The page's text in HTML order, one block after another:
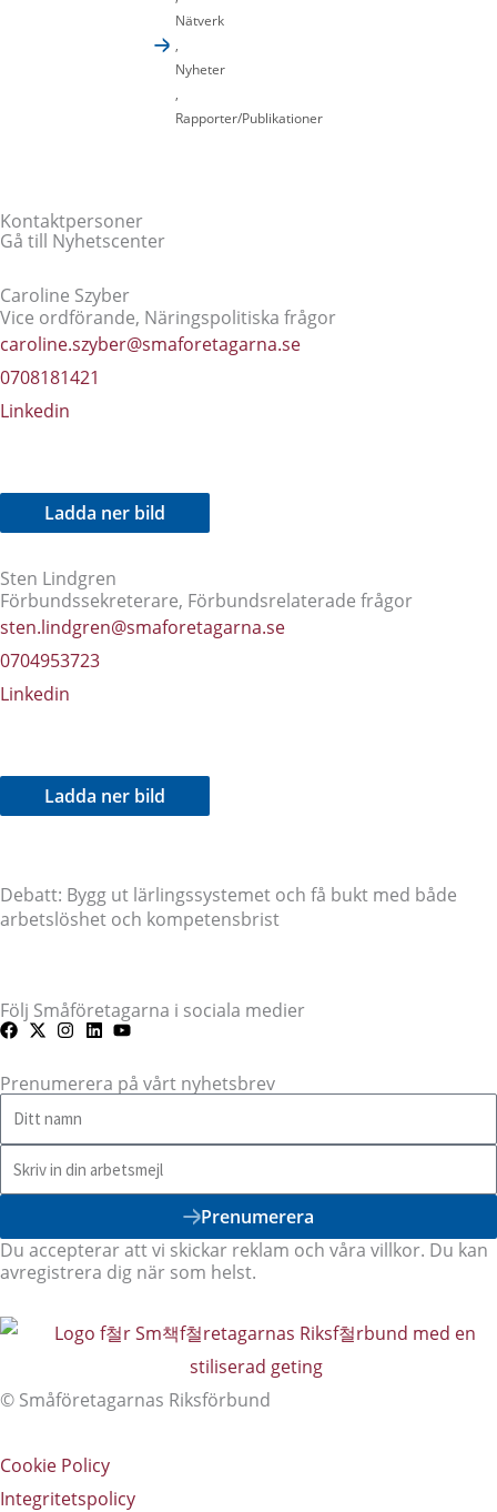
Nätverk
,
Nyheter
,
Rapporter/Publikationer
Kontaktpersoner
Gå till Nyhetscenter
Caroline Szyber
Vice ordförande, Näringspolitiska frågor
caroline.szyber@smaforetagarna.se
0708181421
Linkedin
Ladda ner bild
Sten Lindgren
Förbundssekreterare, Förbundsrelaterade frågor
sten.lindgren@smaforetagarna.se
0704953723
Linkedin
Ladda ner bild
Debatt: Bygg ut lärlingssystemet och få bukt med både
arbetslöshet och kompetensbrist
Följ Småföretagarna i sociala medier
Prenumerera på vårt nyhetsbrev
Prenumerera
Du accepterar att vi skickar reklam och våra villkor. Du kan
avregistrera dig när som helst.
© Småföretagarnas Riksförbund
Cookie Policy
Integritetspolicy